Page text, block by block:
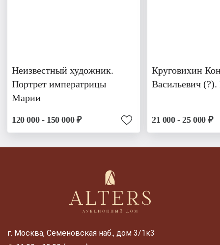
Неизвестный художник.
Портрет императрицы
Марии
120 000 - 150 000 ₽
Круговихин
Васильевич
21 000 - 25 000 ₽
г. Москва, Семеновская наб., дом 3/1к3